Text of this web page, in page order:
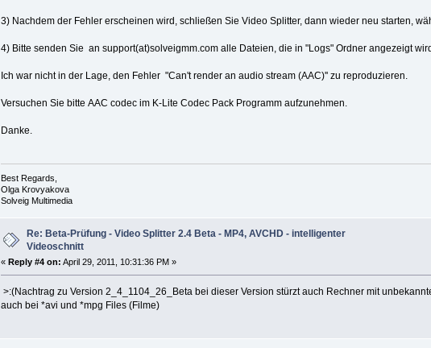
3) Nachdem der Fehler erscheinen wird, schließen Sie Video Splitter, dann wieder neu starten,
4) Bitte senden Sie an support(at)solveigmm.com alle Dateien, die in "Logs" Ordner angezeigt
Ich war nicht in der Lage, den Fehler "Can't render an audio stream (AAC)'' zu reproduzieren.
Versuchen Sie bitte ААС codec im K-Lite Codec Pack Programm aufzunehmen.
Danke.
Best Regards,
Olga Krovyakova
Solveig Multimedia
Re: Beta-Prüfung - Video Splitter 2.4 Beta - MP4, AVCHD - intelligenter
Videoschnitt
« Reply #4 on: April 29, 2011, 10:31:36 PM »
>:(Nachtrag zu Version 2_4_1104_26_Beta bei dieser Version stürzt auch Rechner mit
auch bei *avi und *mpg Files (Filme)